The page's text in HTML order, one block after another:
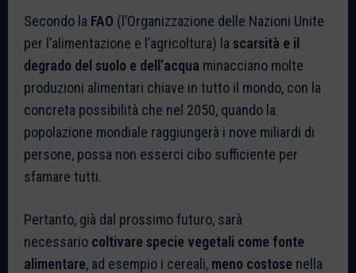
Secondo la FAO (l’Organizzazione delle Nazioni Unite
per l’alimentazione e l’agricoltura) la scarsità e il
degrado del suolo e dell’acqua minacciano molte
produzioni alimentari chiave in tutto il mondo, con la
concreta possibilità che nel 2050, quando la
popolazione mondiale raggiungerà i nove miliardi di
persone, possa non esserci cibo sufficiente per
sfamare tutti.
Pertanto, già dal prossimo futuro, sarà
necessario coltivare specie vegetali come fonte
alimentare, ad esempio i cereali, meno costose nella